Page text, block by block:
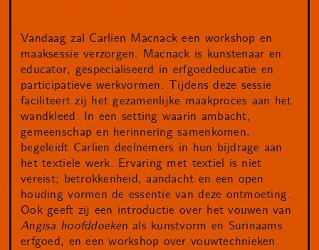
Vandaag zal Carlien Macnack een workshop en
maaksessie verzorgen. Macnack is kunstenaar en
educator, gespecialiseerd in erfgoededucatie en
participatieve werkvormen. Tijdens deze sessie
faciliteert zij het gezamenlijke maakproces aan het
wandkleed. In een setting waarin ambacht,
gemeenschap en herinnering samenkomen,
begeleidt Carlien deelnemers in hun bijdrage aan
het textiele werk. Ervaring met textiel is niet
vereist; betrokkenheid, aandacht en een open
houding vormen de essentie van deze ontmoeting.
Ook geeft zij een introductie over het vouwen van
Angisa hoofddoeken als kunstvorm en Surinaams
erfgoed, en een workshop over vouwtechnieken.